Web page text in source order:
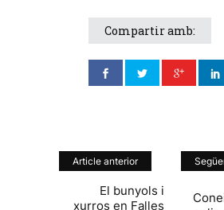
Compartir amb:
Article anterior
El bunyols i
xurros en Falles